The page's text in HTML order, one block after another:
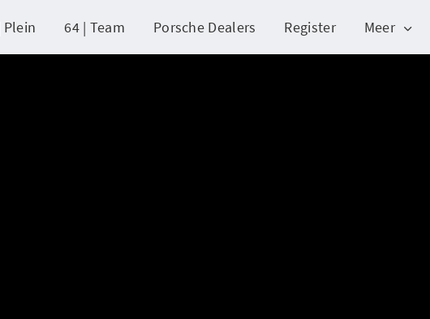
Plein 64 | Team Porsche Dealers Register Meer